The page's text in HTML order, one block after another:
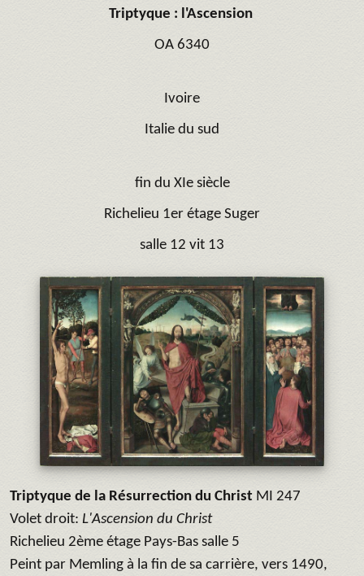
Triptyque : l'Ascension
OA 6340
Ivoire
Italie du sud
fin du XIe siècle
Richelieu 1er étage Suger
salle 12 vit 13
Triptyque de la Résurrection du Christ MI 247
Volet droit: L'Ascension du Christ
Richelieu 2ème étage Pays-Bas salle 5
Peint par Memling à la fin de sa carrière, vers 1490,